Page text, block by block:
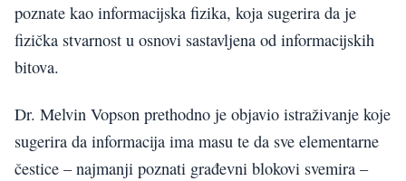
poznate kao informacijska fizika, koja sugerira da je
fizička stvarnost u osnovi sastavljena od informacijskih
bitova.
Dr. Melvin Vopson prethodno je objavio istraživanje koje
sugerira da informacija ima masu te da sve elementarne
čestice – najmanji poznati građevni blokovi svemira –